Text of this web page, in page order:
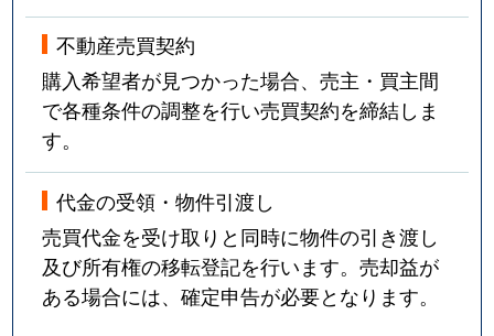
不動産売買契約
購入希望者が見つかった場合、売主・買主間
で各種条件の調整を行い売買契約を締結しま
す。
代金の受領・物件引渡し
売買代金を受け取りと同時に物件の引き渡し
及び所有権の移転登記を行います。売却益が
ある場合には、確定申告が必要となります。